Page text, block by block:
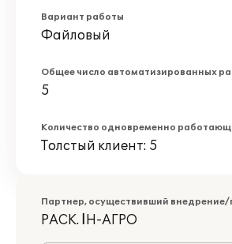
Вариант работы
Файловый
Общее число автоматизированных
5
Количество одновременно
Толстый клиент: 5
Партнер, осуществивший внедрение/
РАСК. ІН-АГРО